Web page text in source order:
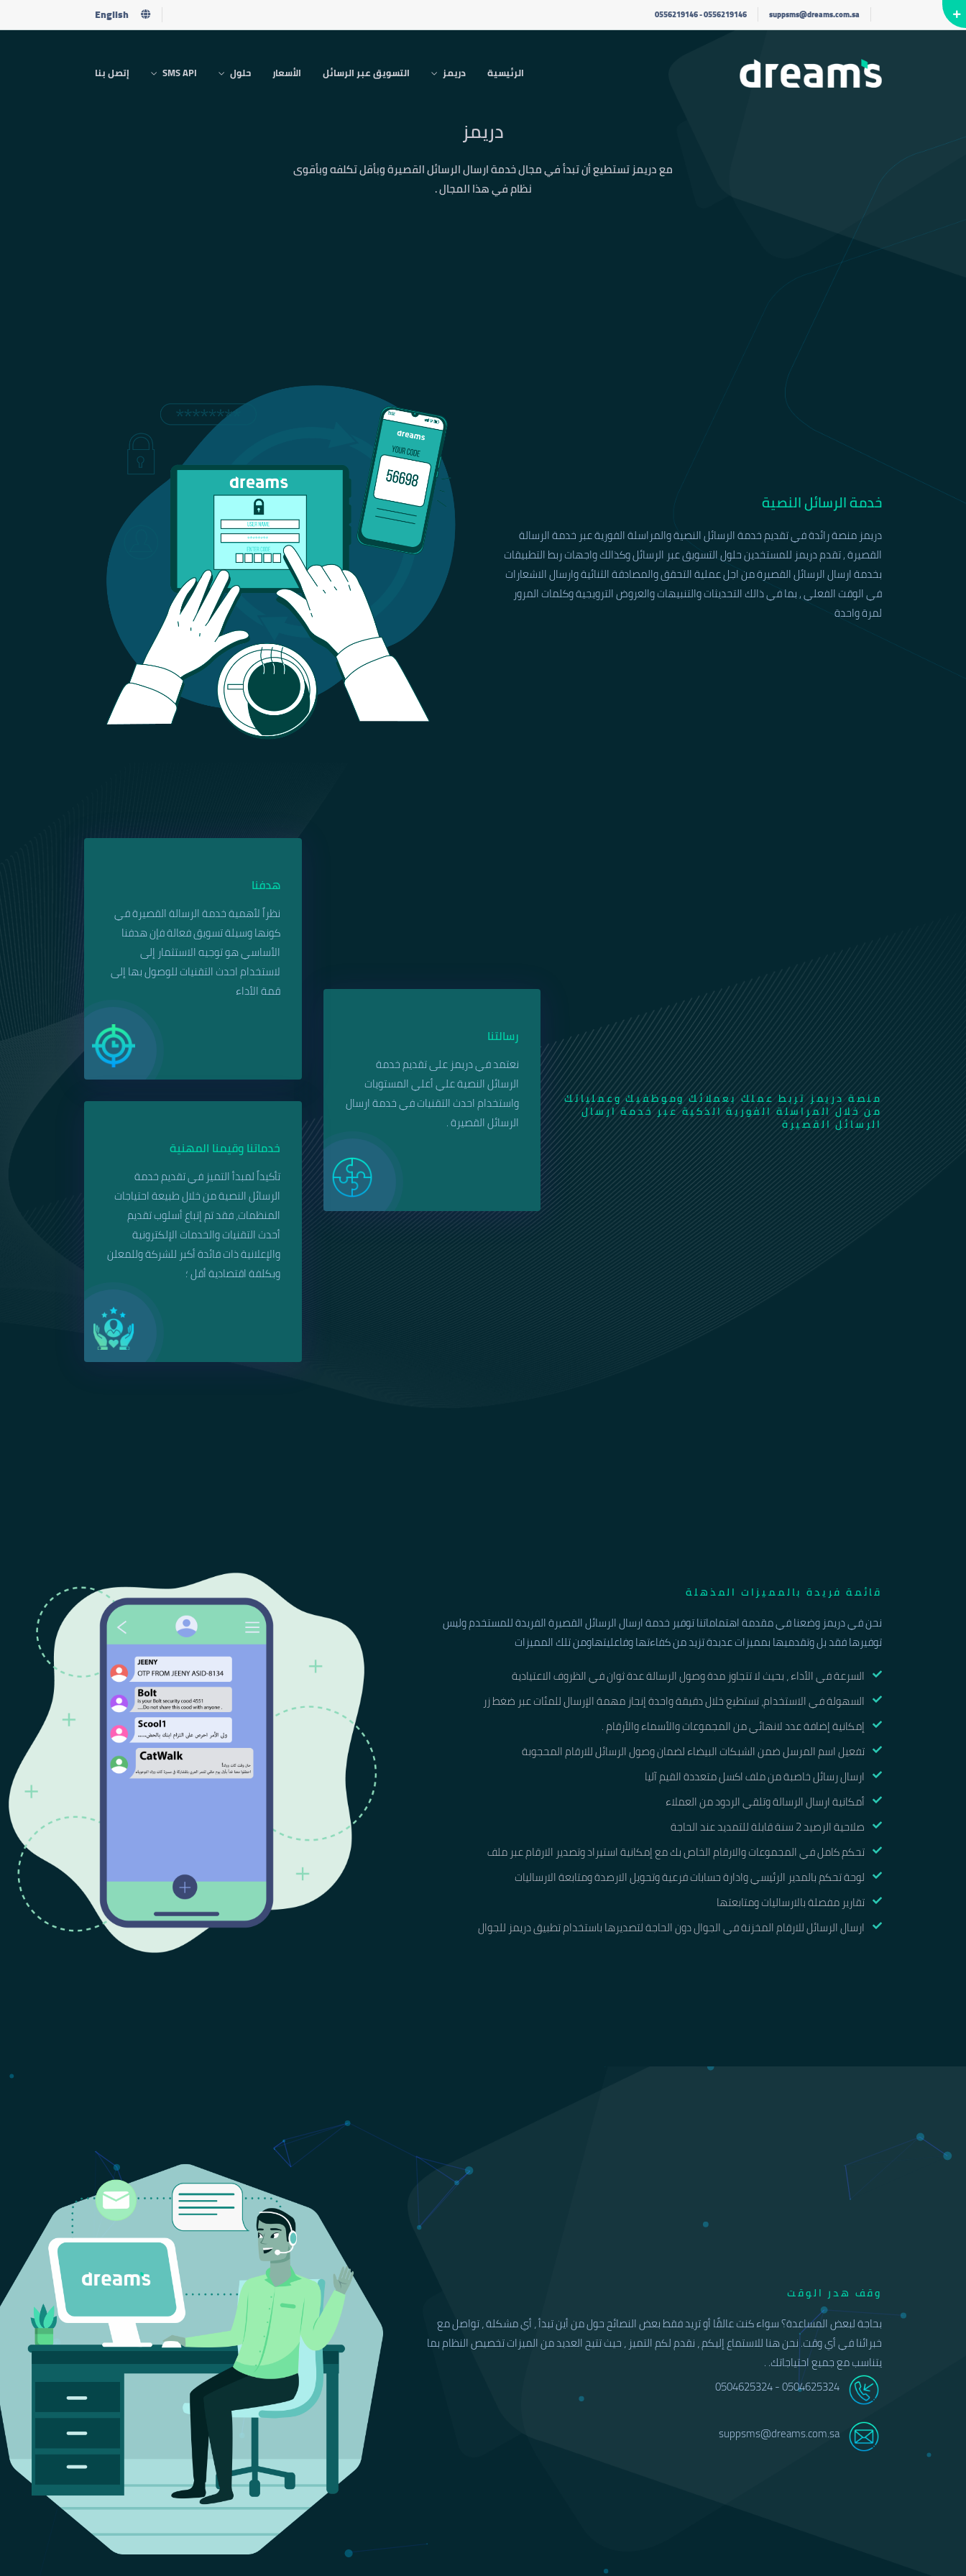
0556219146
-
0556219146 suppsms@dreams.com.sa
English
الرئيسية دريمز التسويق عبر الرسائل الأسعار حلول SMS API إتصل بنا
دريمز
مع دريمز تستطيع أن تبدأ في مجال خدمة ارسال الرسائل القصيرة وبأقل تكلفه وبأقوى
نظام في هذا المجال .
خدمة الرسائل النصية
دريمز منصة رائدة في تقديم خدمة الرسائل النصية والمراسلة الفورية عبر خدمة الرسالة
القصيرة , تقدم دريمز للمستخدين حلول التسويق عبر الرسائل وكذالك واجهات ربط التطبيقات
بخدمة ارسال الرسائل القصيرة من اجل عملية التحقق والمصادقة الثنائية وارسال الاشعارات
في الوقت الفعلي , بما في ذالك التحديثات والتنبيهات والعروض الترويجية وكلمات المرور
لمرة واحدة
منصة دريمز تربط عملك بعملائك وموظفيك وعملياتك
من خلال المراسلة الفورية الذكية عبر خدمة ارسال
الرسائل القصيرة
رسالتنا
نعتمد في دريمز على تقديم خدمة
الرسائل النصية علي أعلي المستويات
واستخدام احدث التقنيات في خدمة ارسال
الرسائل القصيرة .
هدفنا
نظراً لأهمية خدمة الرسالة القصيرة في
كونها وسيلة تسويق فعالة فإن هدفنا
الأساسي هو توجيه الاستثمار إلى
لاستخدام احدث التقنيات للوصول بها إلى
قمة الأداء
خدماتنا وقيمنا المهنية
تأكيداً لمبدأ التميز في تقديم خدمة
الرسائل النصية من خلال طبيعة احتياجات
المنظمات، فقد تم إتباع أسلوب تقديم
أحدث التقنيات والخدمات الإلكترونية
والإعلانية ذات فائدة أكبر للشركة وللمعلن
وبكلفة اقتصادية أقل ؛
قائمة فريدة بالمميزات المذهلة
نحن في دريمز وضعنا في مقدمة اهتماماتنا توفير خدمة ارسال الرسائل القصيرة الفريدة للمستخدم وليس
توفيرها فقد بل وتقدميها بمميزات عديدة تزيد من كفاءتها وفاعليتهاومن تلك المميزات
السرعة في الأداء ، بحيث لا تتجاوز مدة وصول الرسالة عدة ثوان في الظروف الاعتيادية
السهولة في الاستخدام، تستطيع خلال دقيقة واحدة إنجاز مهمة الإرسال للمئات عبر ضغط زر
إمكانية إضافة عدد لانهائي من المجموعات والأسماء والأرقام .
تفعيل اسم المرسل ضمن الشبكات البيضاء لضمان وصول الرسائل للارقام المحجوبة
ارسال رسائل خاصبة من ملف اكسل متعددة القيم آليا
أمكانية ارسال الرسالة وتلقي الردود من العملاء
صلاحية الرصيد 2 سنة قابلة للتمديد عند الحاجة
تحكم كامل في المجموعات والارقام الخاص بك مع إمكانية استيراد وتصدير الارقام عبر ملف
لوحة تحكم بالمدير الرئيسي وادارة حسابات فرعية وتحويل الارصدة ومتابعة الارساليات
تقارير مفصلة بالارساليات ومتابعتها
ارسال الرسائل للارقام المخزنة في الجوال دون الحاجة لتصديرها باستخدام تطبيق دريمز للجوال
وقف هدر الوقت
بحاجة لبعض المساعدة؟ سواء كنت عالقًا أو تريد فقط بعض النصائح حول من أين تبدأ ، أي مشكلة ، تواصل مع
خبرائنا في أي وقت. نحن هنا للاستماع إليكم ، نقدم لكم التميز ، حيث تتيح العديد من الميزات تخصيص النظام بما
يتناسب مع جميع احتياجاتك. .
suppsms@dreams.com.sa